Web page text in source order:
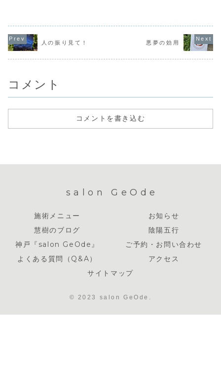
してみても、なん
だかしっくりこな
くて「こんなひと
とさえ思ってしま
も相手もひとりの
ます。ベクトルは
す。目にはみえな
しの頭をなでてい
った！」っ
たりするけ
もそも「い
そして、ど
人の振り見て！ 悪夢の効用
コメント
コメントを書き込む
salon GeOde
施術メニュー
お知らせ
慧樹のブログ
陰陽五行
神戸『salon GeOde』
ご予約・お問い合わせ
よくある質問（Q&A）
アクセス
サイトマップ
© 2023 salon GeOde.